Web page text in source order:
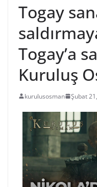
Togay
Togay’a
Kuruluş
kurulusosman Şubat